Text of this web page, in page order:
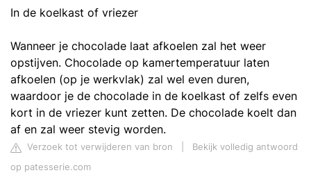
In de koelkast of vriezer
Wanneer je chocolade laat afkoelen zal het weer
opstijven. Chocolade op kamertemperatuur laten
afkoelen (op je werkvlak) zal wel even duren,
waardoor je de chocolade in de koelkast of zelfs even
kort in de vriezer kunt zetten. De chocolade koelt dan
af en zal weer stevig worden.
Verzoek tot verwijderen van bron
Bekijk volledig antwoord
op patesserie.com